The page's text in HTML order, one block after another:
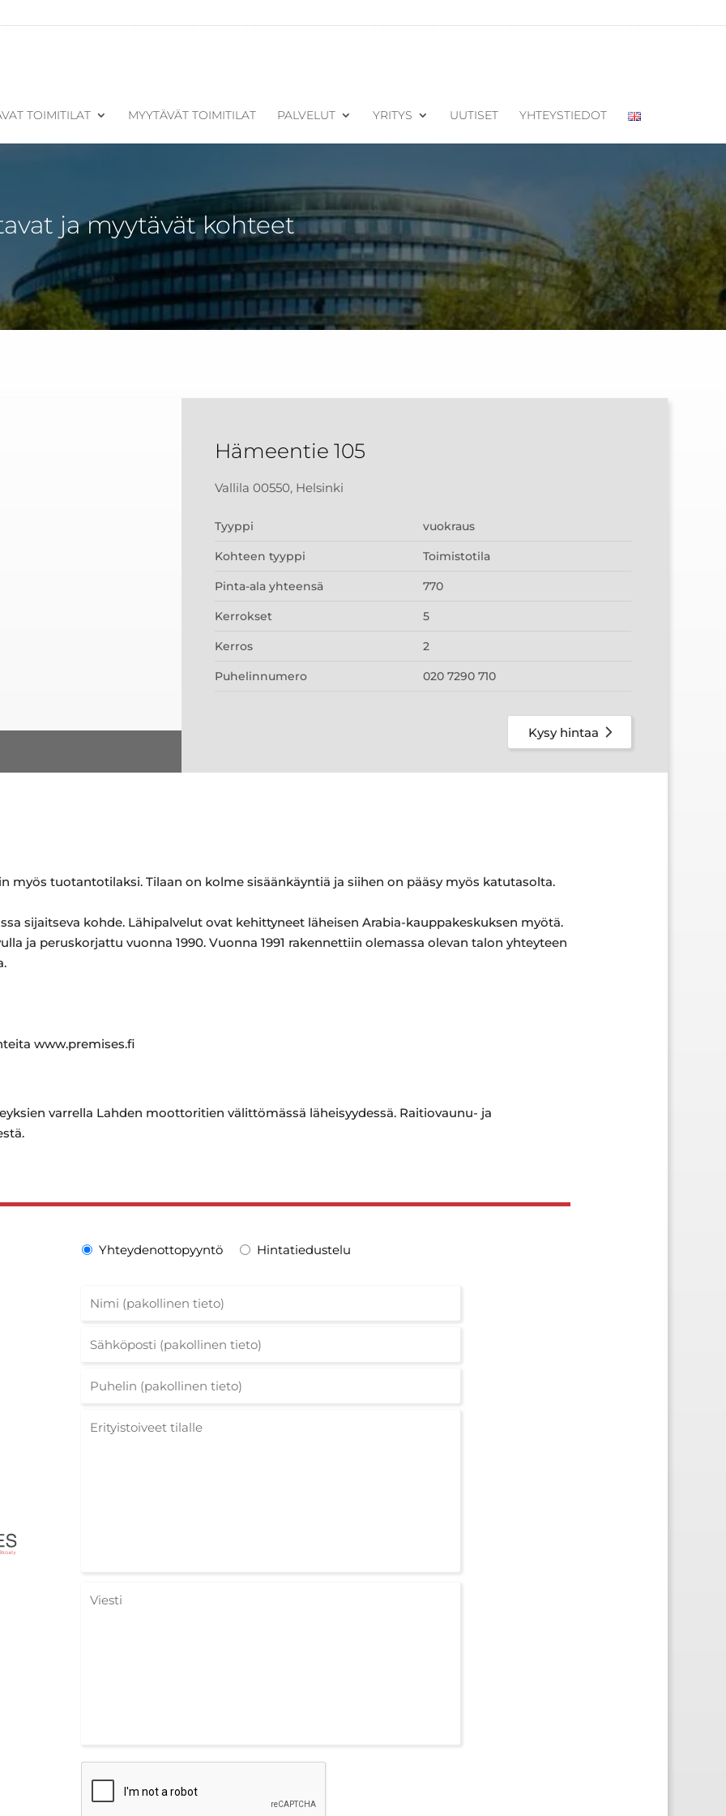
TOIMITILAT MYYTÄVÄT TOIMITILAT PALVELUT YRITYS UUTISET YHTEYSTIEDOT
ja myytävät kohteet
Hämeentie 105
Vallila 00550, Helsinki
Tyyppi vuokraus
Kohteen tyyppi Toimistotila
Pinta-ala yhteensä 770
Kerrokset 5
Kerros 2
Puhelinnumero 020 7290 710
Kysy hintaa
myös tuotantotilaksi. Tilaan on kolme sisäänkäyntiä ja siihen on pääsy myös katutasolta.
sijaitseva kohde. Lähipalvelut ovat kehittyneet läheisen Arabia-kauppakeskuksen myötä.
ja peruskorjattu vuonna 1990. Vuonna 1991 rakennettiin olemassa olevan talon yhteyteen
www.premises.fi
varrella Lahden moottoritien välittömässä läheisyydessä. Raitiovaunu- ja
Yhteydenottopyyntö Hintatiedustelu